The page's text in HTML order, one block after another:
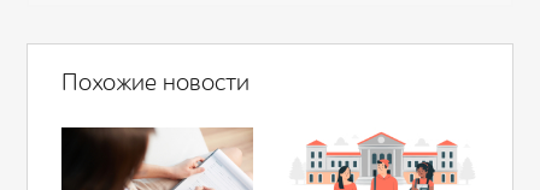
Похожие новости